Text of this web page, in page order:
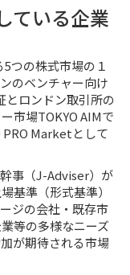
ている企業
つの株式市場の１
のベンチャー向け
とロンドン取引所の
市場TOKYO AIMで
PRO Marketとして
事（J-Adviser）が
基準（形式基準）
ジの会社・既存市
等の多様なニーズ
が期待される市場